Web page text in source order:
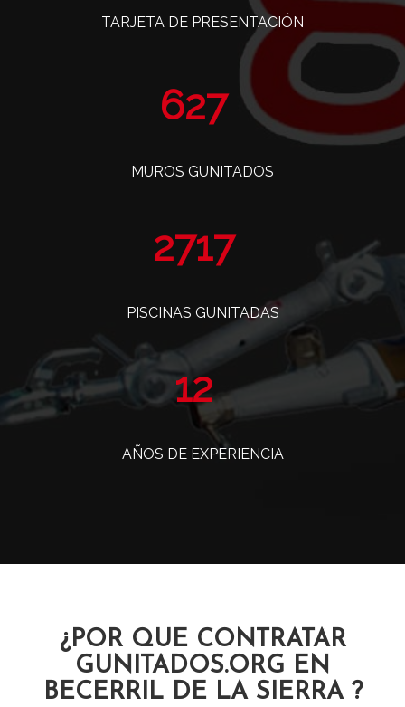
TARJETA DE PRESENTACIÓN
765
MUROS GUNITADOS
3319
PISCINAS GUNITADAS
14
AÑOS DE EXPERIENCIA
¿POR QUE CONTRATAR
GUNITADOS.ORG EN
BECERRIL DE LA SIERRA ?